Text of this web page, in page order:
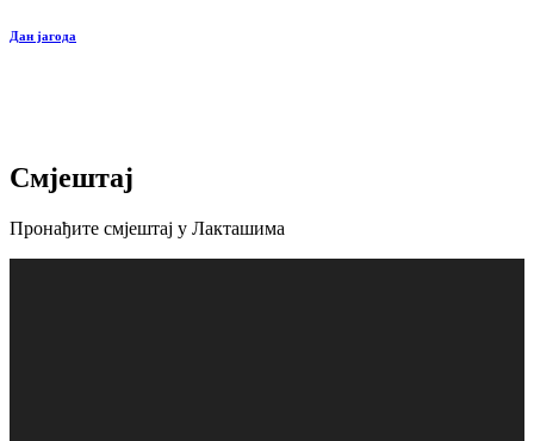
Дан јагода
Смјештај
Пронађите смјештај у Лакташима